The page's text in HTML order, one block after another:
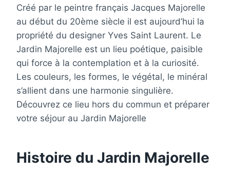
Créé par le peintre français Jacques Majorelle
au début du 20ème siècle il est aujourd’hui la
propriété du designer Yves Saint Laurent. Le
Jardin Majorelle est un lieu poétique, paisible
qui force à la contemplation et à la curiosité.
Les couleurs, les formes, le végétal, le minéral
s’allient dans une harmonie singulière.
Découvrez ce lieu hors du commun et préparer
votre séjour au Jardin Majorelle
Histoire du Jardin Majorelle